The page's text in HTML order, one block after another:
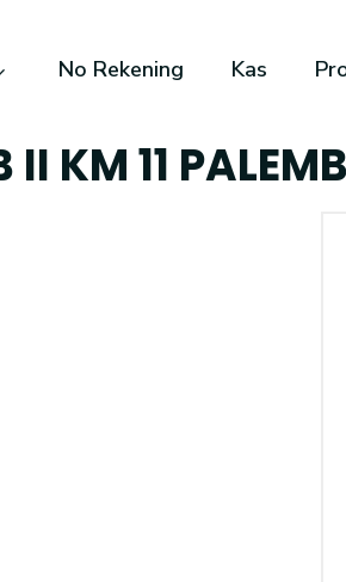
No Rekening Kas
KM 11